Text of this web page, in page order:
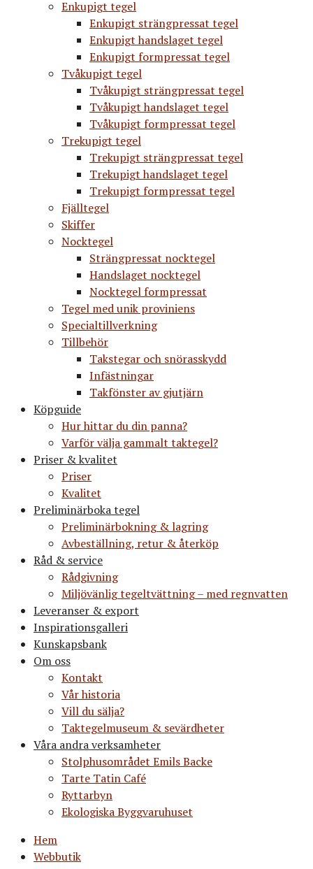
Enkupigt tegel
Enkupigt strängpressat tegel
Enkupigt handslaget tegel
Enkupigt formpressat tegel
Tvåkupigt tegel
Tvåkupigt strängpressat tegel
Tvåkupigt handslaget tegel
Tvåkupigt formpressat tegel
Trekupigt tegel
Trekupigt strängpressat tegel
Trekupigt handslaget tegel
Trekupigt formpressat tegel
Fjälltegel
Skiffer
Nocktegel
Strängpressat nocktegel
Handslaget nocktegel
Nocktegel formpressat
Tegel med unik proviniens
Specialtillverkning
Tillbehör
Takstegar och snörasskydd
Infästningar
Takfönster av gjutjärn
Köpguide
Hur hittar du din panna?
Varför välja gammalt taktegel?
Priser & kvalitet
Priser
Kvalitet
Preliminärboka tegel
Preliminärbokning & lagring
Avbeställning, retur & återköp
Råd & service
Rådgivning
Miljövänlig tegeltvättning – med regnvatten
Leveranser & export
Inspirationsgalleri
Kunskapsbank
Om oss
Kontakt
Vår historia
Vill du sälja?
Taktegelmuseum & sevärdheter
Våra andra verksamheter
Stolphusområdet Emils Backe
Tarte Tatin Café
Ryttarbyn
Ekologiska Byggvaruhuset
Hem
Webbutik